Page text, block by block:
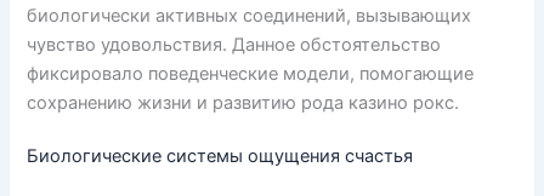
биологически активных соединений, вызывающих
чувство удовольствия. Данное обстоятельство
фиксировало поведенческие модели, помогающие
сохранению жизни и развитию рода казино рокс.
Биологические системы ощущения счастья